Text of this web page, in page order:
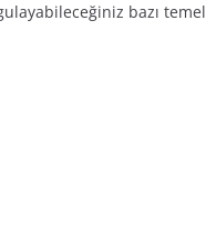
bazı temel